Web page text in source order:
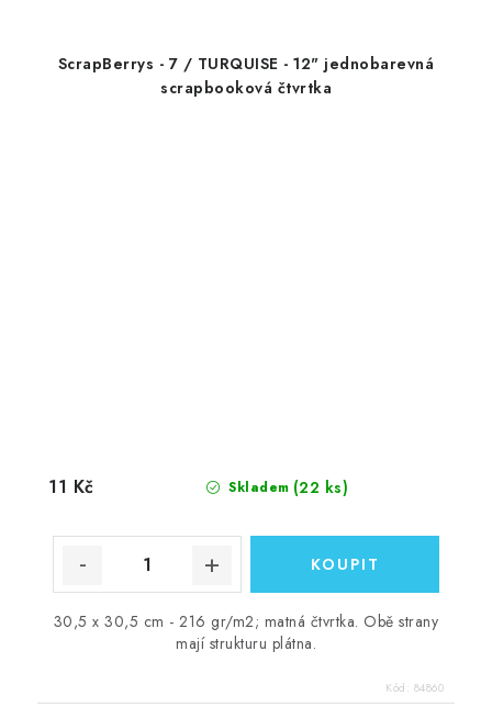
ScrapBerrys - 7 / TURQUISE - 12" jednobarevná
scrapbooková čtvrtka
Skladem (22 ks)
11 Kč
30,5 x 30,5 cm - 216 gr/m2; matná čtvrtka. Obě strany
mají strukturu plátna.
Kód: 84860